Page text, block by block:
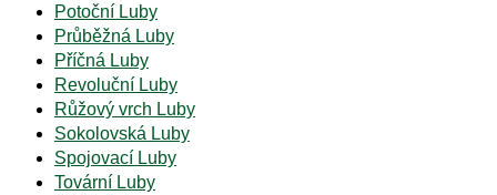
Potoční Luby
Průběžná Luby
Příčná Luby
Revoluční Luby
Růžový vrch Luby
Sokolovská Luby
Spojovací Luby
Tovární Luby